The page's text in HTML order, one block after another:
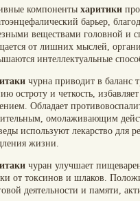
компоненты харитики
барьер,
веществами головной и
от лишних мыслей,
интеллектуальные
чурна приводит в баланс
остроту и четкость,
Обладает
омолаживающим
используют лекарство для
жизни.
чуран улучшает
от токсинов и шлаков.
деятельности и памяти,